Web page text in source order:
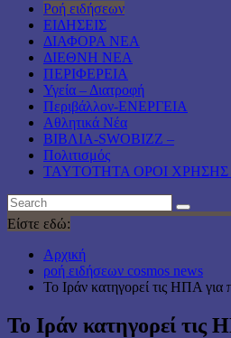
Ροή ειδήσεων
ΕΙΔΗΣΕΙΣ
ΔΙΑΦΟΡΑ ΝΕΑ
ΔΙΕΘΝΗ ΝΕΑ
ΠΕΡΙΦΕΡΕΙΑ
Υγεία – Διατροφή
Περιβάλλον-ΕΝΕΡΓΕΙΑ
Αθλητικά Νέα
ΒΙΒΛΙΑ-SWOBIZZ –
Πολιτισμός
TAYTOTHTA ΟΡΟΙ
Είστε εδώ:
Αρχική
ροή ειδήσεων cosmos news
Το Ιράν κατηγορεί τις ΗΠΑ
Το Ιράν κατηγορεί